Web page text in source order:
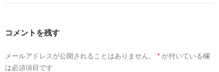
ゲ
ョ
コメントを残す
メールアドレスが公開されることはありません。 * が付いている欄
は必須項目です